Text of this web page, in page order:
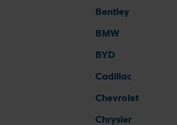
Bentley
BMW
BYD
Cadillac
Chevrolet
Chrysler